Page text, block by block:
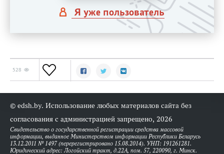
Я уже пользователь
528
© edsh.by. Использование любых материалов сайта без
согласования с администрацией запрещено, 2026
Свидетельство о государственной регистрации средства массовой
информации, выданное Министерством информации Республики Беларусь
13.12.2011 № 1497 (перерегистрировано 15.08.2014). УНП: 191261281.
Юридический адрес: Логойский тракт, д.22А, пом. 57, 220090, г. Минск.